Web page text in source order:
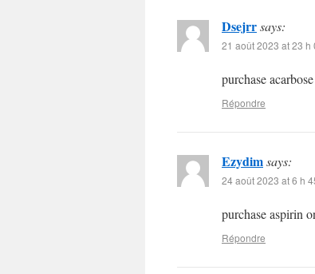
Dsejrrsays:
21 août 2023 at 23 h
purchase
Répondre
Ezydimsays:
24 août 2023 at 6 h
purchase aspirin
Répondre